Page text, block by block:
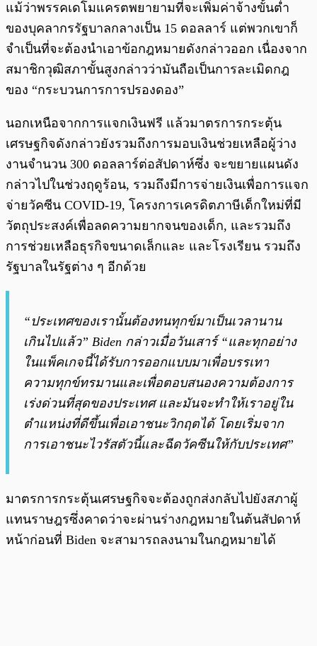
แม้ว่าพรรคเดโมแครตพยายามที่จะเพิ่มค่าจ้างขั้นต่ำ
ของบุคลากรรัฐบาลกลางเป็น 15 ดอลลาร์ แต่พวกเขาก็
จำเป็นที่จะต้องนำเอาข้อกฎหมายดังกล่าวออก เนื่องจาก
สมาชิกวุฒิสภาขั้นสูงกล่าวว่ามันถือเป็นการละเมิดกฎ
ของ “กระบวนการการปรองดอง”
นอกเหนือจากการแจกเงินฟรี แล้วมาตรการกระตุ้น
เศรษฐกิจดังกล่าวยังรวมถึงการมอบเงินช่วยเหลือผู้ว่าง
งานจำนวน 300 ดอลลาร์ต่อสัปดาห์ซึ่ง จะขยายแผนดัง
กล่าวไปในช่วงฤดูร้อน, รวมถึงมีการจ่ายเงินเพื่อการแจก
จ่ายวัคซีน COVID-19, โครงการเครดิตภาษีเด็กใหม่ที่มี
วัตถุประสงค์เพื่อลดความยากจนของเด็ก, และรวมถึง
การช่วยเหลือธุรกิจขนาดเล็กและ และโรงเรียน รวมถึง
รัฐบาลในรัฐต่าง ๆ อีกด้วย
“ประเทศของเรานั้นต้องทนทุกข์มาเป็นเวลานาน
เกินไปแล้ว” Biden กล่าวเมื่อวันเสาร์ “และทุกอย่าง
ในแพ็คเกจนี้ได้รับการออกแบบมาเพื่อบรรเทา
ความทุกข์ทรมานและเพื่อตอบสนองความต้องการ
เร่งด่วนที่สุดของประเทศ และมันจะทำให้เราอยู่ใน
ตำแหน่งที่ดีขึ้นเพื่อเอาชนะวิกฤตได้ โดยเริ่มจาก
การเอาชนะไวรัสตัวนี้และฉีดวัคซีนให้กับประเทศ”
มาตรการกระตุ้นเศรษฐกิจจะต้องถูกส่งกลับไปยังสภาผู้
แทนราษฎรซึ่งคาดว่าจะผ่านร่างกฎหมายในต้นสัปดาห์
หน้าก่อนที่ Biden จะสามารถลงนามในกฎหมายได้